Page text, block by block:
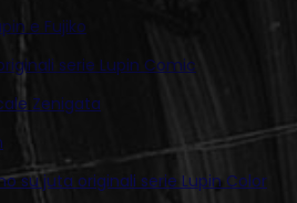
e Fujiko
serie Lupin Comic
Zenigata
su juta originali serie Lupin Color